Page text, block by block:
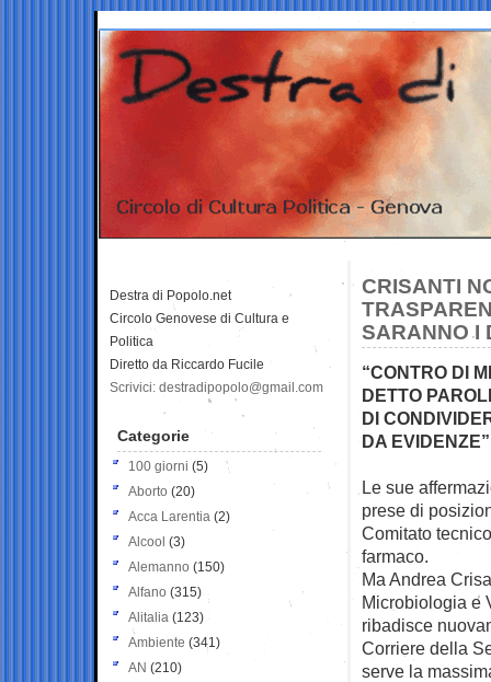
CRISANTI
SARANNO I
“CONTRO DI
DETTO
DI
DA EVIDENZE”
Le sue
prese di
Comitato
farmaco.
Ma Andrea
Microbiologia e
ribadisce
Corriere della
serve la
Destra di Popolo.net
Circolo Genovese di Cultura e
Politica
Diretto da Riccardo Fucile
Scrivici: destradipopolo@gmail.com
Categorie
100 giorni (5)
Aborto (20)
Acca Larentia (2)
Alcool (3)
Alemanno (150)
Alfano (315)
Alitalia (123)
Ambiente (341)
AN (210)